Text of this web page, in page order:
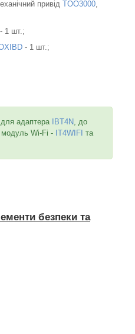
привід TOO3000,
- 1 шт.;
- 1 шт.;
для адаптера IBT4N, до
модуль Wi-Fi - IT4WIFI та
безпеки та